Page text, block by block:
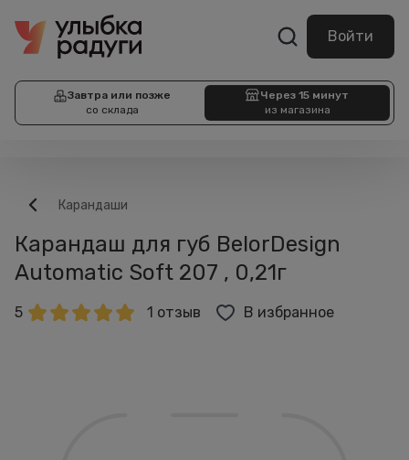
Войти
Завтра или позже
со склада
Через 15 минут
из магазина
Карандаши
Карандаш для губ BelorDesign
Automatic Soft 207 , 0,21г
5 1 отзыв В избранное